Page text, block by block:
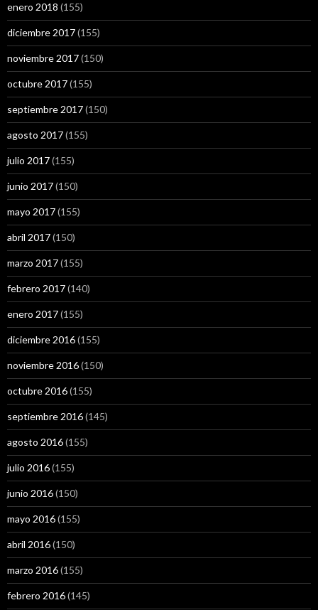
enero 2018 (155)
diciembre 2017(155)
noviembre 2017(150)
octubre 2017(155)
septiembre 2017(150)
agosto 2017(155)
julio 2017(155)
junio 2017(150)
mayo 2017(155)
abril 2017(150)
marzo 2017(155)
febrero 2017(140)
enero 2017(155)
diciembre 2016(155)
noviembre 2016(150)
octubre 2016(155)
septiembre 2016(145)
agosto 2016(155)
julio 2016(155)
junio 2016(150)
mayo 2016(155)
abril 2016(150)
marzo 2016(155)
febrero 2016(145)